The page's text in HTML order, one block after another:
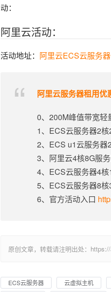
动：
阿里云活动：
活动地址： 阿里云ECS云服务
阿里云服务器租用优
0、200M峰值带宽轻
1、ECS云服务器2
2、ECS u1云服务器
3、阿里云4核8G服
4、ECS云服务器4核
5、ECS云服务器8核
6、官方活动入口
原创文章，转载请注明出处：
ECS云服务器 云虚拟主机